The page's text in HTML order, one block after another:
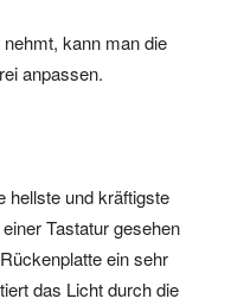
kann man die
anpassen.
hellste und kräftigste
Tastatur gesehen
ein sehr
das Licht durch die